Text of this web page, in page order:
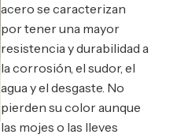
acero se caracterizan
por tener una mayor
resistencia y durabilidad a
la corrosión, el sudor, el
agua y el desgaste. No
pierden su color aunque
las mojes o las lleves